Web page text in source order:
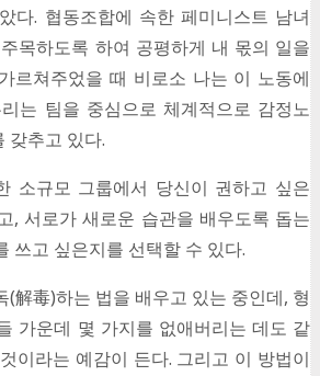
다. 협동조합에 속한 페미니스트 남녀
목하도록 하여 공평하게 내 몫의 일을
르쳐주었을 때 비로소 나는 이 노동에
는 팀을 중심으로 체계적으로 감정노
갖추고 있다.
소규모 그룹에서 당신이 권하고 싶은
, 서로가 새로운 습관을 배우도록 돕는
쓰고 싶은지를 선택할 수 있다.
(解毒)하는 법을 배우고 있는 중인데, 형
가운데 몇 가지를 없애버리는 데도 같
이라는 예감이 든다. 그리고 이 방법이